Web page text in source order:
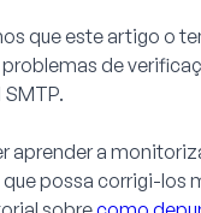
que este artigo o
problemas de
SMTP.
aprender a
que possa corrigi-los